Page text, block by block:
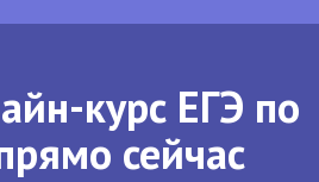
курс ЕГЭ по
сейчас